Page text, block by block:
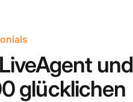
und
glücklichen